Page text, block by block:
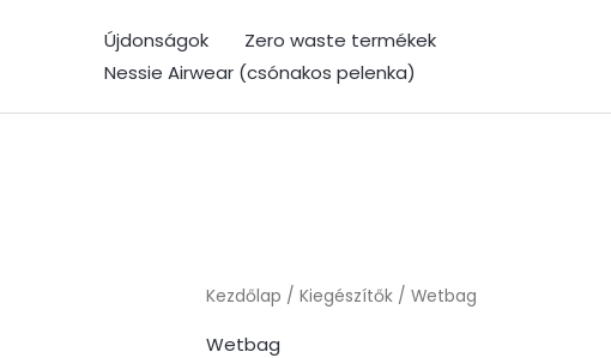
Újdonságok
Zero waste termékek
Nessie Airwear (csónakos pelenka)
Kezdőlap /Kiegészítők / Wetbag
Wetbag